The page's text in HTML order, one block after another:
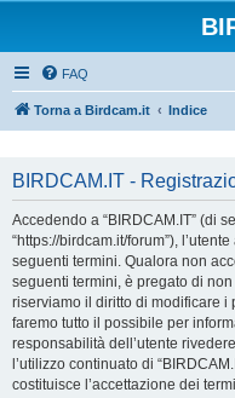
FAQ
Torna a Birdcam.it Indice
BIRDCAM.IT -
Accedendo a “BIRDCAM.IT” (di
“https://birdcam.it/forum”),
seguenti termini. Qualora non
seguenti termini, è pregato di
riserviamo il diritto di modificare i
faremo tutto il possibile per
responsabilità dell’utente
l’utilizzo continuato di
costituisce l’accettazione dei